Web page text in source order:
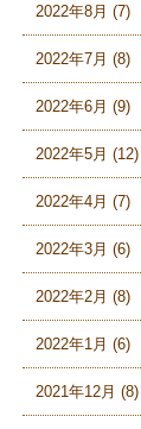
2022年8月 (7)
2022年7月 (8)
2022年6月 (9)
2022年5月 (12)
2022年4月 (7)
2022年3月 (6)
2022年2月 (8)
2022年1月 (6)
2021年12月 (8)